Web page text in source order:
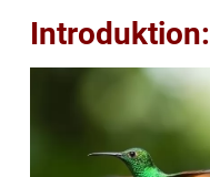
Introduktion: